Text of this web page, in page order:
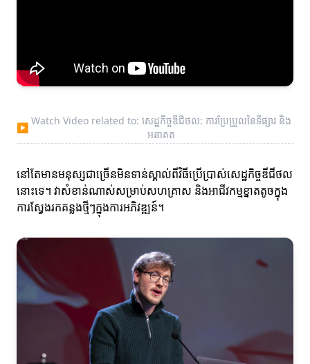
▶
Watch Video related to: សេដ្ឋកិច្ចឌីជីថល: ការប្រែប្រួលនៃទីផ្សារ និង
អនាគត
នៅតែមានមនុស្សជាច្រើនមិនទាន់ស្គាល់ពីវិធីប្រើប្រាស់សេដ្ឋកិច្ចឌីជីថល
នោះទេ។ វាសំខាន់ណាស់សម្រាប់សហគ្រាស និងអាជីវកម្មខ្នាតតូចក្នុង
ការស្វែងរកគន្លងថ្មីៗក្នុងការអភិវឌ្ឍន៍។